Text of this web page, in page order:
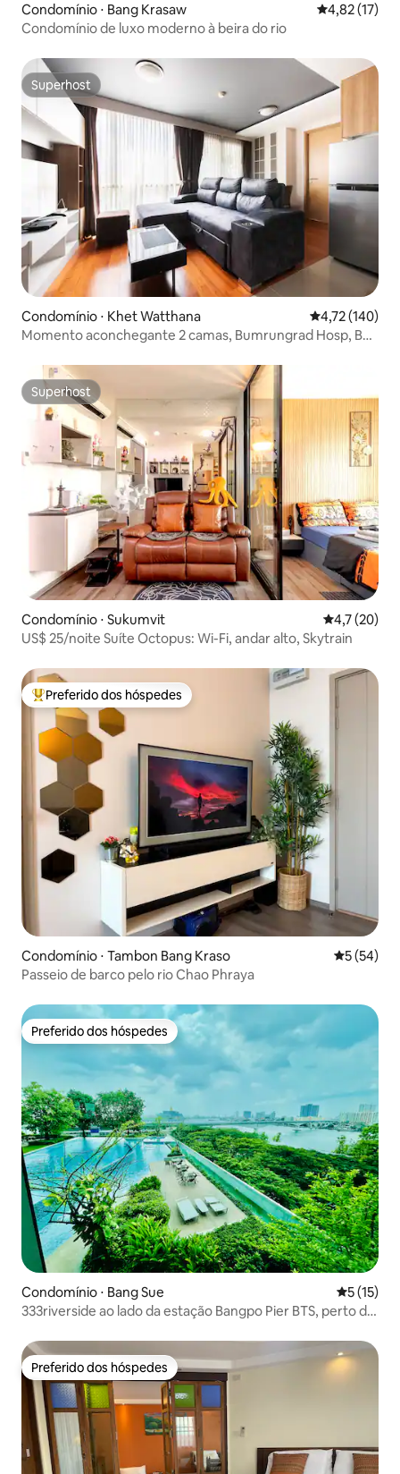
Condomínio ⋅ Bang Krasaw 4,82 de uma
4,82 (17)
Condomínio de luxo moderno à beira do rio
Superhost
Superhost
Condomínio ⋅ Khet Watthana 4,72 de uma
4,72 (140)
Momento aconchegante 2 camas, Bumrungrad Hosp, BTS
Superhost
Superhost
Condomínio ⋅ Sukumvit 4,7 de uma
4,7 (20)
US$ 25/noite Suíte Octopus: Wi-Fi, andar alto, Skytrain
Entre os melhores preferidos dos hóspedes
Preferido dos hóspedes
Condomínio ⋅ Tambon Bang Kraso 5 de uma
5 (54)
Passeio de barco pelo rio Chao Phraya
Preferido dos hóspedes
Preferido dos hóspedes
Condomínio ⋅ Bang Sue 5 de uma
5 (15)
333riverside ao lado da estação Bangpo Pier BTS, perto do
Preferido dos hóspedes
Preferido dos hóspedes